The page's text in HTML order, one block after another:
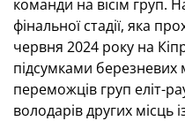
команди на вісім груп.
фінальної стадії, яка
червня 2024 року на
підсумками березневих
переможців груп еліт-
володарів других місць